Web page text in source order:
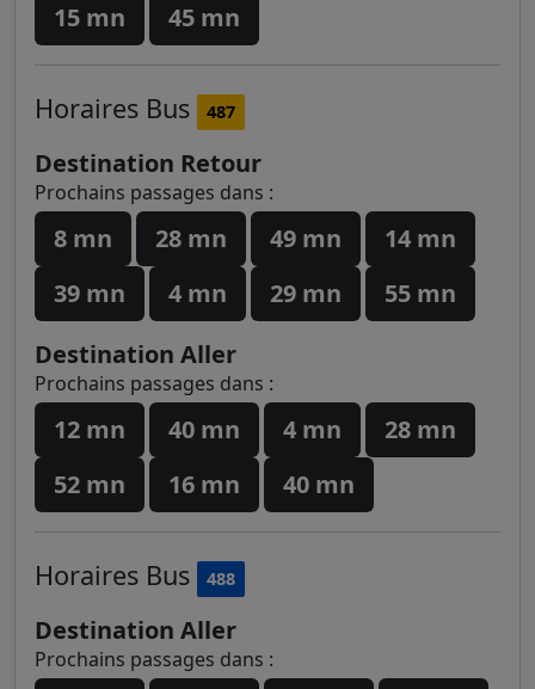
15 mn
45 mn
Horaires Bus 487
Destination Retour
Prochains passages dans :
8 mn 28 mn 49 mn
14 mn
39 mn
4 mn 29 mn
55 mn
Destination Aller
Prochains passages dans :
12 mn 40 mn 4 mn
28 mn
52 mn
16 mn 40 mn
Horaires Bus 488
Destination Aller
Prochains passages dans :